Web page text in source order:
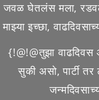
जवळ घेतलंस मला,
माझ्या इच्छा,
{!@!@तुझा वाढदिवस
सुकी असो, पार्टी तर